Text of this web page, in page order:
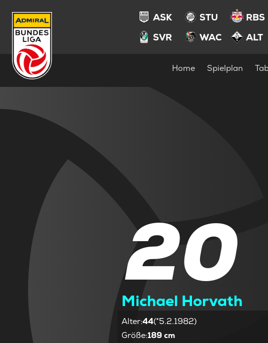
ASK STU RBS
SVR
WAC ALT
Home Spielplan
20
Michael Horvath
Alter:44(*5.2.1982)
Größe:189 cm